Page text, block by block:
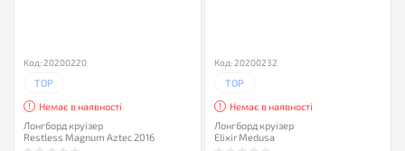
Код: 20200220
TOP
Немає в наявності
Лонгборд круізер
Restless Magnum Aztec 2016
Код: 20200232
TOP
Немає в наявності
Лонгборд круізер
Elixir Medusa